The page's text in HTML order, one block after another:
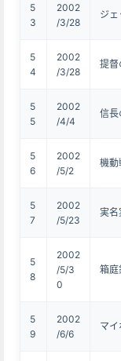
5
3
2002
/3/28
ジ
5
4
2002
/3/28
提督
5
5
2002
/4/4
信長
5
6
2002
/5/2
機動
5
7
2002
/5/23
実名
5
8
2002
/5/3
0
箱庭
5
9
2002
/6/6
マイ